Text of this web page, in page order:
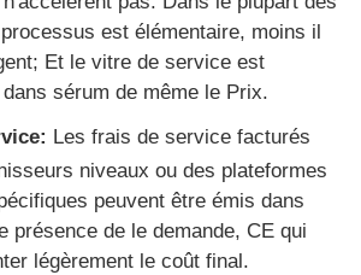
est élémentaire, moins il
Et le vitre de service est
sérum de même le Prix.
Les frais de service facturés
niveaux ou des plateformes
peuvent être émis dans
présence de le demande, CE qui
légèrement le coût final.